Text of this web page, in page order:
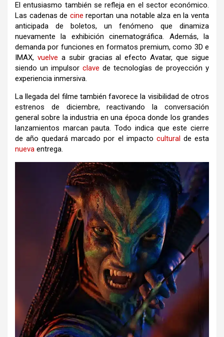
El entusiasmo también se refleja en el sector económico.
Las cadenas de cine reportan una notable alza en la venta
anticipada de boletos, un fenómeno que dinamiza
nuevamente la exhibición cinematográfica. Además, la
demanda por funciones en formatos premium, como 3D e
IMAX, vuelve a subir gracias al efecto Avatar, que sigue
siendo un impulsor clave de tecnologías de proyección y
experiencia inmersiva.
La llegada del filme también favorece la visibilidad de otros
estrenos de diciembre, reactivando la conversación
general sobre la industria en una época donde los grandes
lanzamientos marcan pauta. Todo indica que este cierre
de año quedará marcado por el impacto cultural de esta
nueva entrega.